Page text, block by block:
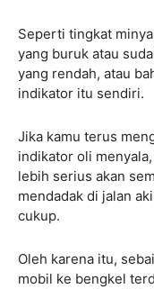
Seperti tingkat
yang buruk atau
yang rendah, atau
indikator itu sendiri.
Jika kamu terus
indikator oli
lebih serius akan
mendadak di jalan
cukup.
Oleh karena itu,
mobil ke bengkel